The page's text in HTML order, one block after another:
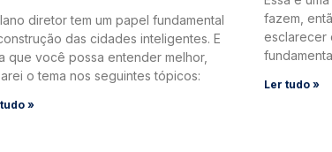
diretor tem um papel fundamental
das cidades inteligentes. E
que você possa entender melhor,
o tema nos seguintes tópicos:
»
fazem,
esclarecer
Ler tudo »